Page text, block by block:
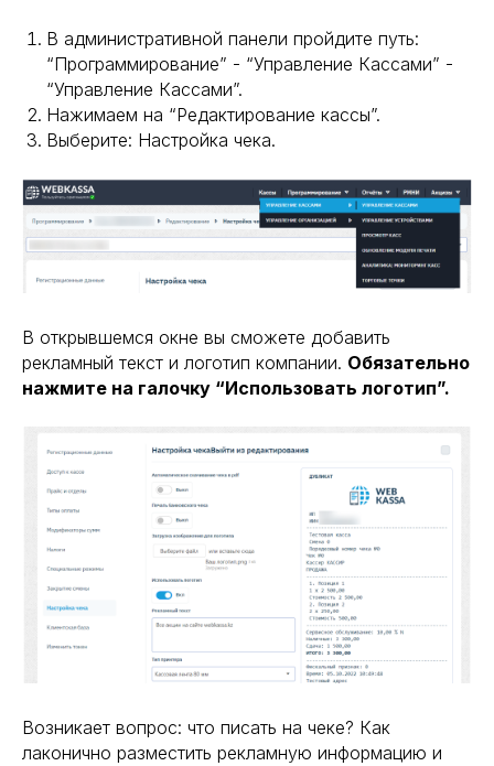
В административной панели пройдите путь:
“Программирование” - “Управление Кассами” -
“Управление Кассами”.
Нажимаем на “Редактирование кассы”.
Выберите: Настройка чека.
В открывшемся окне вы сможете добавить
рекламный текст и логотип компании. Обязательно
нажмите на галочку “Использовать логотип”.
Возникает вопрос: что писать на чеке? Как
лаконично разместить рекламную информацию и